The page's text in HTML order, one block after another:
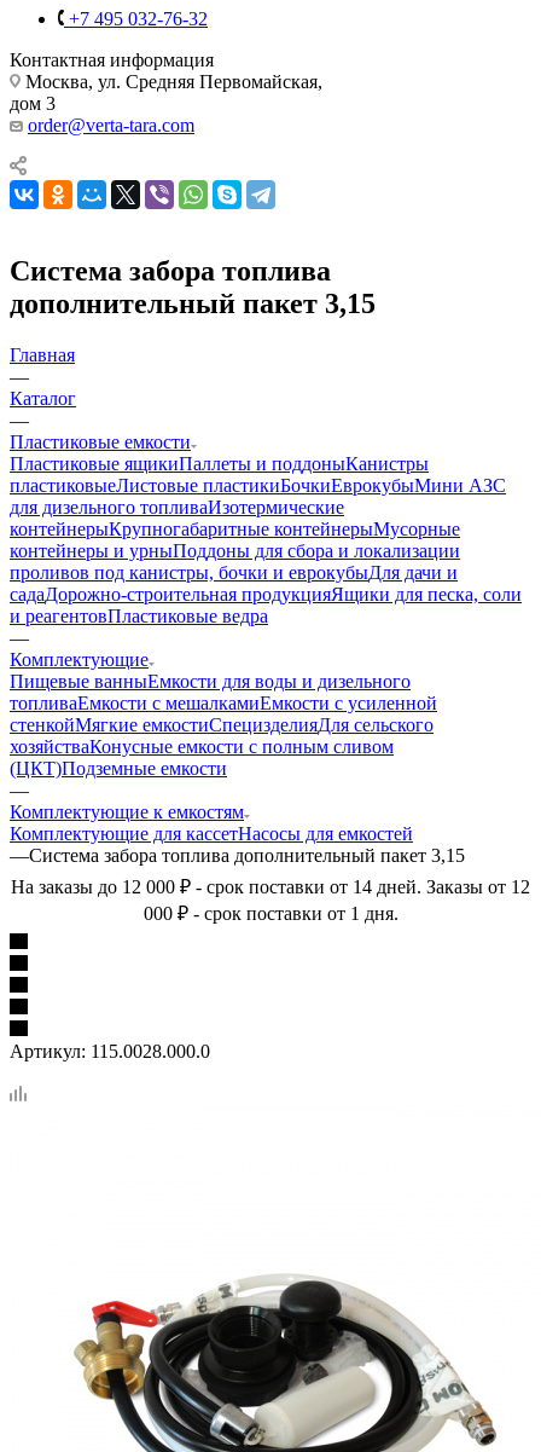
+7 495 032-76-32
Контактная информация
Москва, ул. Средняя Первомайская,
дом 3
order@verta-tara.com
Система забора топлива
дополнительный пакет 3,15
Главная
—
Каталог
—
Пластиковые емкости
Пластиковые ящикиПаллеты и поддоныКанистры
пластиковыеЛистовые пластикиБочкиЕврокубыМини АЗС
для дизельного топливаИзотермические
контейнерыКрупногабаритные контейнерыМусорные
контейнеры и урныПоддоны для сбора и локализации
проливов под канистры, бочки и еврокубыДля дачи и
садаДорожно-строительная продукцияЯщики для песка, соли
и реагентовПластиковые ведра
—
Комплектующие
Пищевые ванныЕмкости для воды и дизельного
топливаЕмкости с мешалкамиЕмкости с усиленной
стенкойМягкие емкостиСпецизделияДля сельского
хозяйстваКонусные емкости с полным сливом
(ЦКТ)Подземные емкости
—
Комплектующие к емкостям
Комплектующие для кассетНасосы для емкостей
—Система забора топлива дополнительный пакет 3,15
На заказы до 12 000 ₽ - срок поставки от 14 дней. Заказы от 12
000 ₽ - срок поставки от 1 дня.
Артикул: 115.0028.000.0